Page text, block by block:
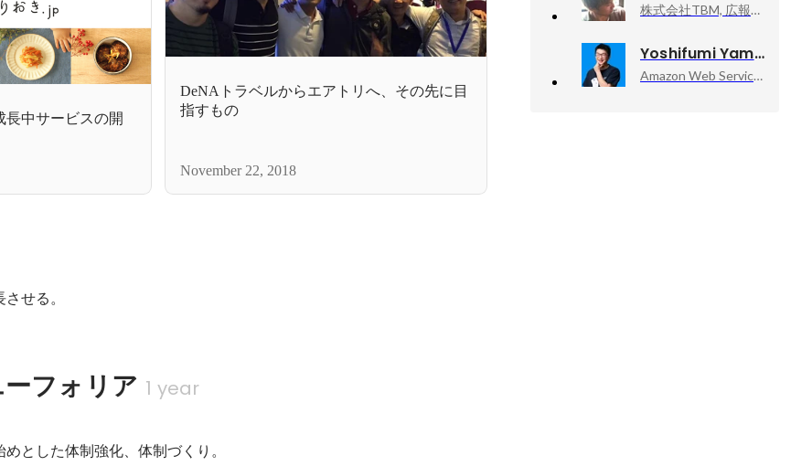
長中サービスの開
DeNAトラベルからエアトリへ、その先に目
指すもの
November 22, 2018
せる。
フォリア 1 year
とした体制強化、体制づくり。
株式会社TBM, 広報・マーケティング部マネージャー
Yoshifumi Yamaguchi
Amazon Web Services, Inc., Senior Developer Advocate